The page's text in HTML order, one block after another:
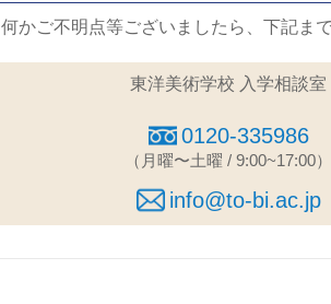
何かご不明点等ございましたら、下記ま
東洋美術学校 入学相談室
0120-335986
（月曜〜土曜 / 9:00~17:00）
info@to-bi.ac.jp